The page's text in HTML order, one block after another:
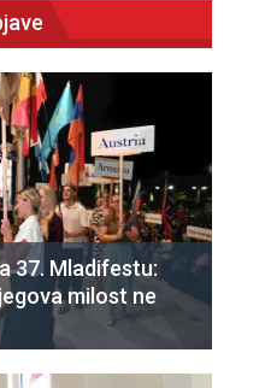
37. Mladifestu:
milost ne